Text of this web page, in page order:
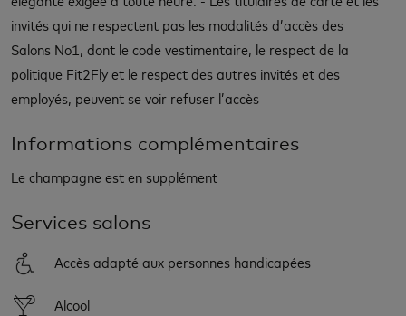
invités qui ne respectent pas les modalités d’accès des
Salons No1, dont le code vestimentaire, le respect de la
politique Fit2Fly et le respect des autres invités et des
employés, peuvent se voir refuser l’accès
Informations complémentaires
Le champagne est en supplément
Services salons
Accès adapté aux personnes handicapées
Alcool